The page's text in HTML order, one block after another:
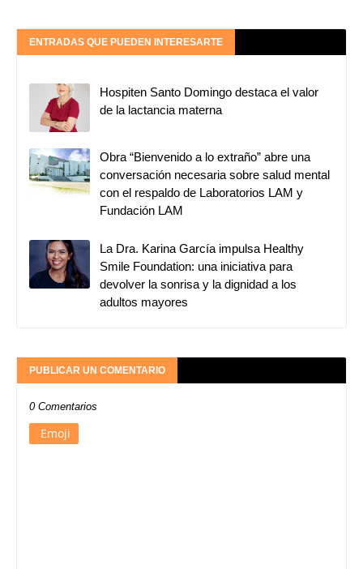
ENTRADAS QUE PUEDEN INTERESARTE
Hospiten Santo Domingo destaca el valor
de la lactancia materna
Obra “Bienvenido a lo extraño” abre una
conversación necesaria sobre salud mental
con el respaldo de Laboratorios LAM y
Fundación LAM
La Dra. Karina García impulsa Healthy
Smile Foundation: una iniciativa para
devolver la sonrisa y la dignidad a los
adultos mayores
PUBLICAR UN COMENTARIO
0 Comentarios
Emoji